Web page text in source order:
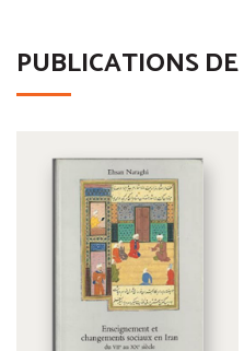
PUBLICATIONS